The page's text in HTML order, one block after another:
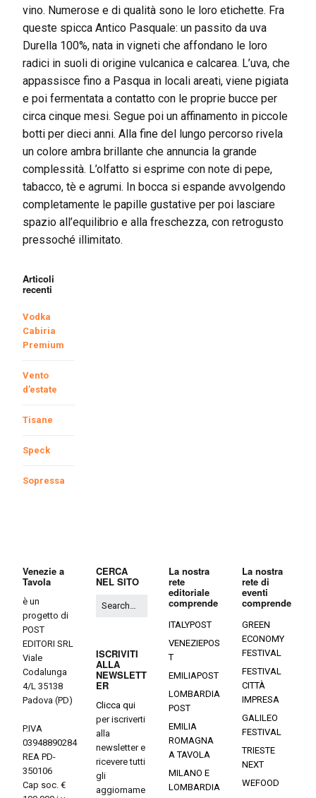
vino. Numerose e di qualità sono le loro etichette. Fra
queste spicca Antico Pasquale: un passito da uva
Durella 100%, nata in vigneti che affondano le loro
radici in suoli di origine vulcanica e calcarea. L’uva, che
appassisce fino a Pasqua in locali areati, viene pigiata
e poi fermentata a contatto con le proprie bucce per
circa cinque mesi. Segue poi un affinamento in piccole
botti per dieci anni. Alla fine del lungo percorso rivela
un colore ambra brillante che annuncia la grande
complessità. L’olfatto si esprime con note di pepe,
tabacco, tè e agrumi. In bocca si espande avvolgendo
completamente le papille gustative per poi lasciare
spazio all’equilibrio e alla freschezza, con retrogusto
pressoché illimitato.
Articoli
recenti
Vodka
Cabiria
Premium
Vento
d’estate
Tisane
Speck
Sopressa
Venezie a
Tavola
è un
progetto di
POST
EDITORI SRL
Viale
Codalunga
4/L 35138
Padova (PD)
P.IVA
03948890284
REA PD-
350106
Cap soc. €
CERCA
NEL SITO
ISCRIVITI
ALLA
NEWSLETT
ER
Clicca qui
per iscriverti
alla
newsletter e
ricevere tutti
gli
aggiorname
La nostra
rete
editoriale
comprende
ITALYPOST
VENEZIEPOS
T
EMILIAPOST
LOMBARDIA
POST
EMILIA
ROMAGNA
A TAVOLA
MILANO E
LOMBARDIA
La nostra
rete di
eventi
comprende
GREEN
ECONOMY
FESTIVAL
FESTIVAL
CITTÀ
IMPRESA
GALILEO
FESTIVAL
TRIESTE
NEXT
WEFOOD